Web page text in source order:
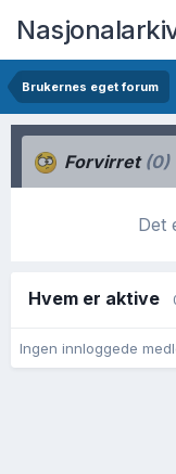
Brukernes eget forum
Forvirret (0)
Det
Hvem er aktive
Ingen innloggede